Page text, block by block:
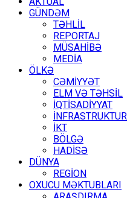
GÜNDƏM
TƏHLİL
REPORTAJ
MÜSAHİBƏ
MEDİA
ÖLKƏ
CƏMİYYƏT
ELM VƏ TƏHSİL
İQTİSADİYYAT
İNFRASTRUKTUR
İKT
BÖLGƏ
HADİSƏ
DÜNYA
REGİON
OXUCU MƏKTUBLARI